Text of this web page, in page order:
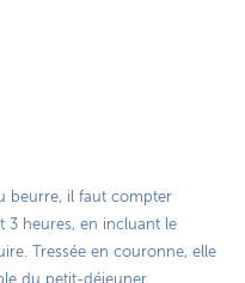
beurre, il faut compter
3 heures, en incluant le
Tressée en couronne, elle
du petit-déjeuner.